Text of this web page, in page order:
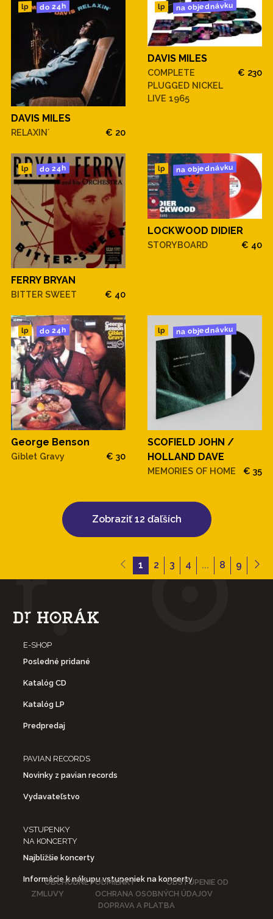
lp do 24h
DAVIS MILES
RELAXIN´ € 20
lp na objednávku
DAVIS MILES
COMPLETE
PLUGGED NICKEL
LIVE 1965
€ 230
lp do 24h
FERRY BRYAN
BITTER SWEET € 40
lp na objednávku
LOCKWOOD DIDIER
STORYBOARD € 40
lp do 24h
George Benson
Giblet Gravy € 30
lp na objednávku
SCOFIELD JOHN /
HOLLAND DAVE
MEMORIES OF HOME € 35
Zobraziť 12 ďaľších
1 2 3 4 ... 8 9
E-SHOP
Posledné pridané
Katalóg CD
Katalóg LP
Predpredaj
PAVIAN RECORDS
Novinky z pavian records
Vydavateľstvo
VSTUPENKY
NA KONCERTY
Najbližšie koncerty
Informácie k nákupu vstupeniek na koncerty
OBCHODNÉ PODMIENKY
ODSTÚPENIE OD
ZMLUVY
OCHRANA OSOBNÝCH ÚDAJOV
DOPRAVA A PLATBA